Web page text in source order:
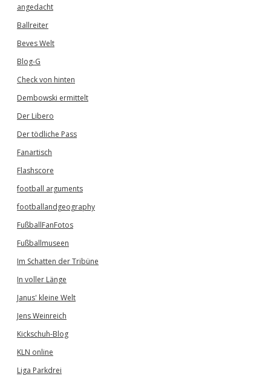
angedacht
Ballreiter
Beves Welt
Blog-G
Check von hinten
Dembowski ermittelt
Der Libero
Der tödliche Pass
Fanartisch
Flashscore
football arguments
footballandgeography
FußballFanFotos
Fußballmuseen
Im Schatten der Tribüne
In voller Länge
Janus' kleine Welt
Jens Weinreich
Kickschuh-Blog
KLN online
Liga Parkdrei